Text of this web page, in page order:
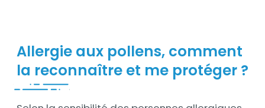
Allergie aux pollens, comment
la reconnaître et me protéger ?